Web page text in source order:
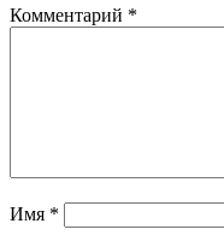
Комментарий *
Имя *